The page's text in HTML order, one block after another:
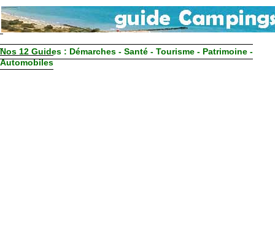
Nos 12 Guides : Démarches - Santé - Tourisme - Patrimoine -
Automobiles